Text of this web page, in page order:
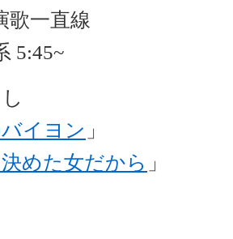
歌一直線
5:45~
イヨン 」
めた女だから 」